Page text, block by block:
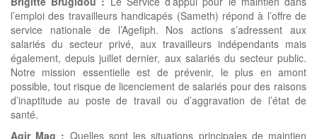
l’emploi des travailleurs handicapés (Sameth) répond à l’offre de
service nationale de l’Agefiph. Nos actions s’adressent aux
salariés du secteur privé, aux travailleurs indépendants mais
également, depuis juillet dernier, aux salariés du secteur public.
Notre mission essentielle est de prévenir, le plus en amont
possible, tout risque de licenciement de salariés pour des raisons
d’inaptitude au poste de travail ou d’aggravation de l’état de
santé.
Agir Mag : Quelles sont les situations principales de maintien